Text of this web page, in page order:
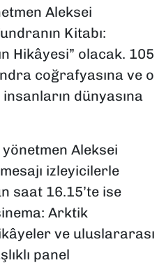
Aleksei
Kitabı:
Hikâyesi” olacak. 105
coğrafyasına ve o
dünyasına
Aleksei
izleyicilerle
saat 16.15’te ise
Arktik
ve uluslararası
panel